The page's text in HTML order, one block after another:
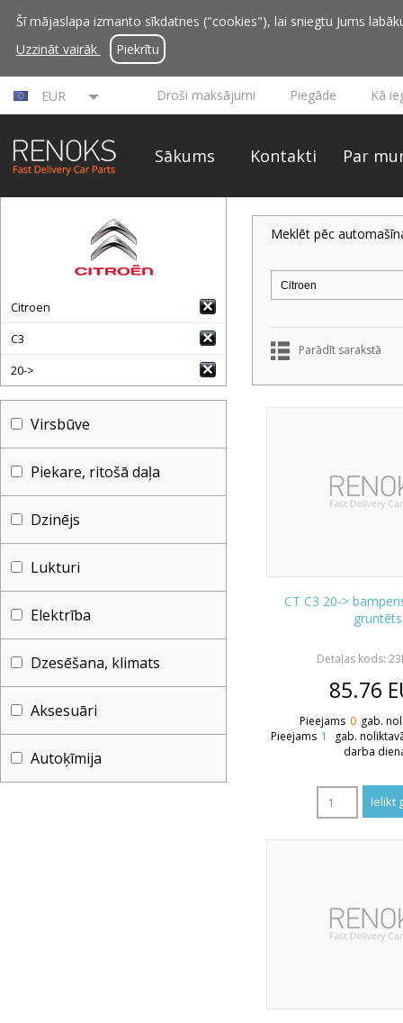
Šī mājaslapa izmanto sīkdatnes ("cookies"), lai sniegtu Jums
Uzzināt vairāk
Piekrītu
EUR Droši maksājumi Piegāde Kā
Sākums Kontakti Par
Citroen
C3
20->
Virsbūve
Piekare, ritošā daļa
Dzinējs
Lukturi
Elektrība
Dzesēšana, klimats
Aksesuāri
Autoķīmija
Meklēt pēc
Parādīt sarakstā
CT C3 20->
gruntēts
Detaļas kods:
85.76
Pieejams 0 gab.
Pieejams 1
gab.
darba